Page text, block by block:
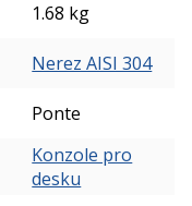
1.68 kg
Nerez AISI 304
Ponte
Konzole pro
desku